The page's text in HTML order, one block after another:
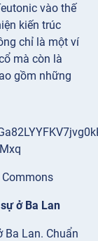
vào thế
kiến trúc
chỉ là một ví
mà còn là
gồm những
ở Ba Lan
Lan. Chuẩn